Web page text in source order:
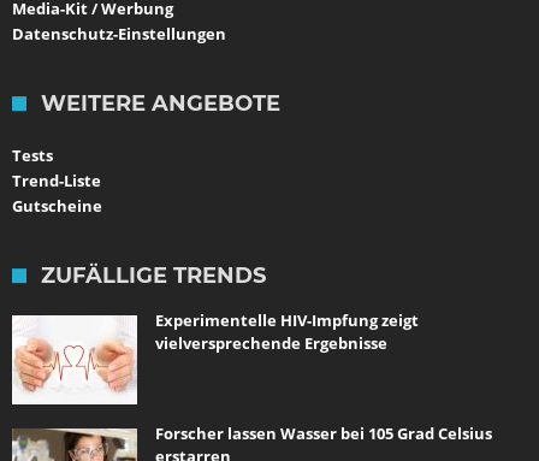
Media-Kit / Werbung
Datenschutz-Einstellungen
WEITERE ANGEBOTE
Tests
Trend-Liste
Gutscheine
ZUFÄLLIGE TRENDS
Experimentelle HIV-Impfung zeigt
vielversprechende Ergebnisse
Forscher lassen Wasser bei 105 Grad Celsius